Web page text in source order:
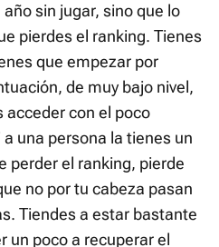
sin jugar, sino que lo
pierdes el ranking. Tienes
que empezar por
de muy bajo nivel,
acceder con el poco
una persona la tienes un
perder el ranking, pierde
no por tu cabeza pasan
Tiendes a estar bastante
un poco a recuperar el